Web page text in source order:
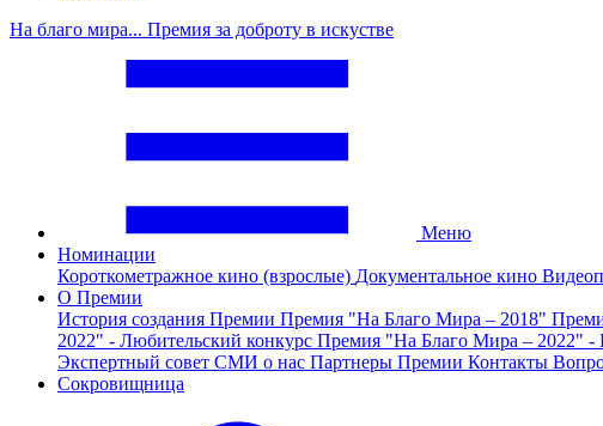
На благо мира... Премия за доброту в искустве
Меню
Номинации
Короткометражное кино (взрослые) Документальное кино
О Премии
История создания Премии Премия "На Благо Мира – 2018"
2022" - Любительский конкурс Премия "На Благо Мира – 2022" -
Экспертный совет СМИ о нас Партнеры Премии Контакты
Сокровищница